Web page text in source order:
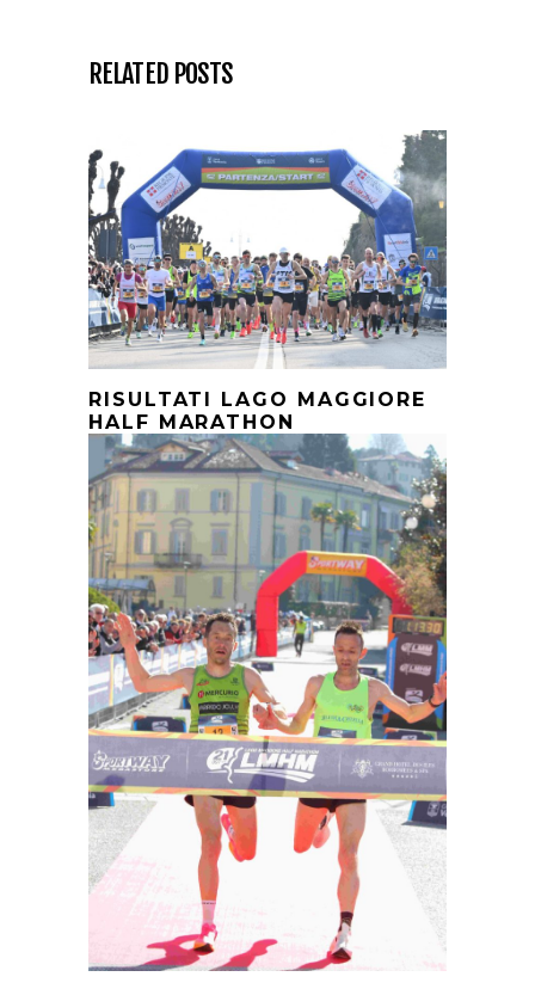
RELATED POSTS
RISULTATI LAGO MAGGIORE
HALF MARATHON